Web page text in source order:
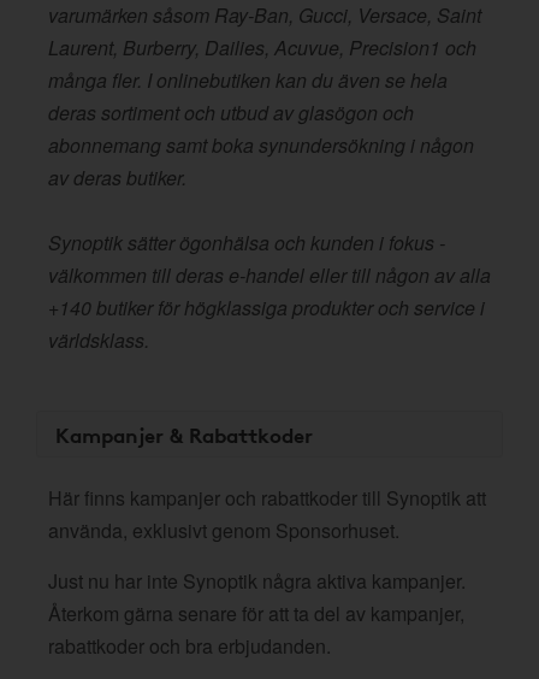
varumärken såsom Ray-Ban, Gucci, Versace, Saint
Laurent, Burberry, Dailies, Acuvue, Precision1 och
många fler. I onlinebutiken kan du även se hela
deras sortiment och utbud av glasögon och
abonnemang samt boka synundersökning i någon
av deras butiker.
Synoptik sätter ögonhälsa och kunden i fokus -
välkommen till deras e-handel eller till någon av alla
+140 butiker för högklassiga produkter och service i
världsklass.
Kampanjer & Rabattkoder
Här finns kampanjer och rabattkoder till Synoptik att
använda, exklusivt genom Sponsorhuset.
Just nu har inte Synoptik några aktiva kampanjer.
Återkom gärna senare för att ta del av kampanjer,
rabattkoder och bra erbjudanden.